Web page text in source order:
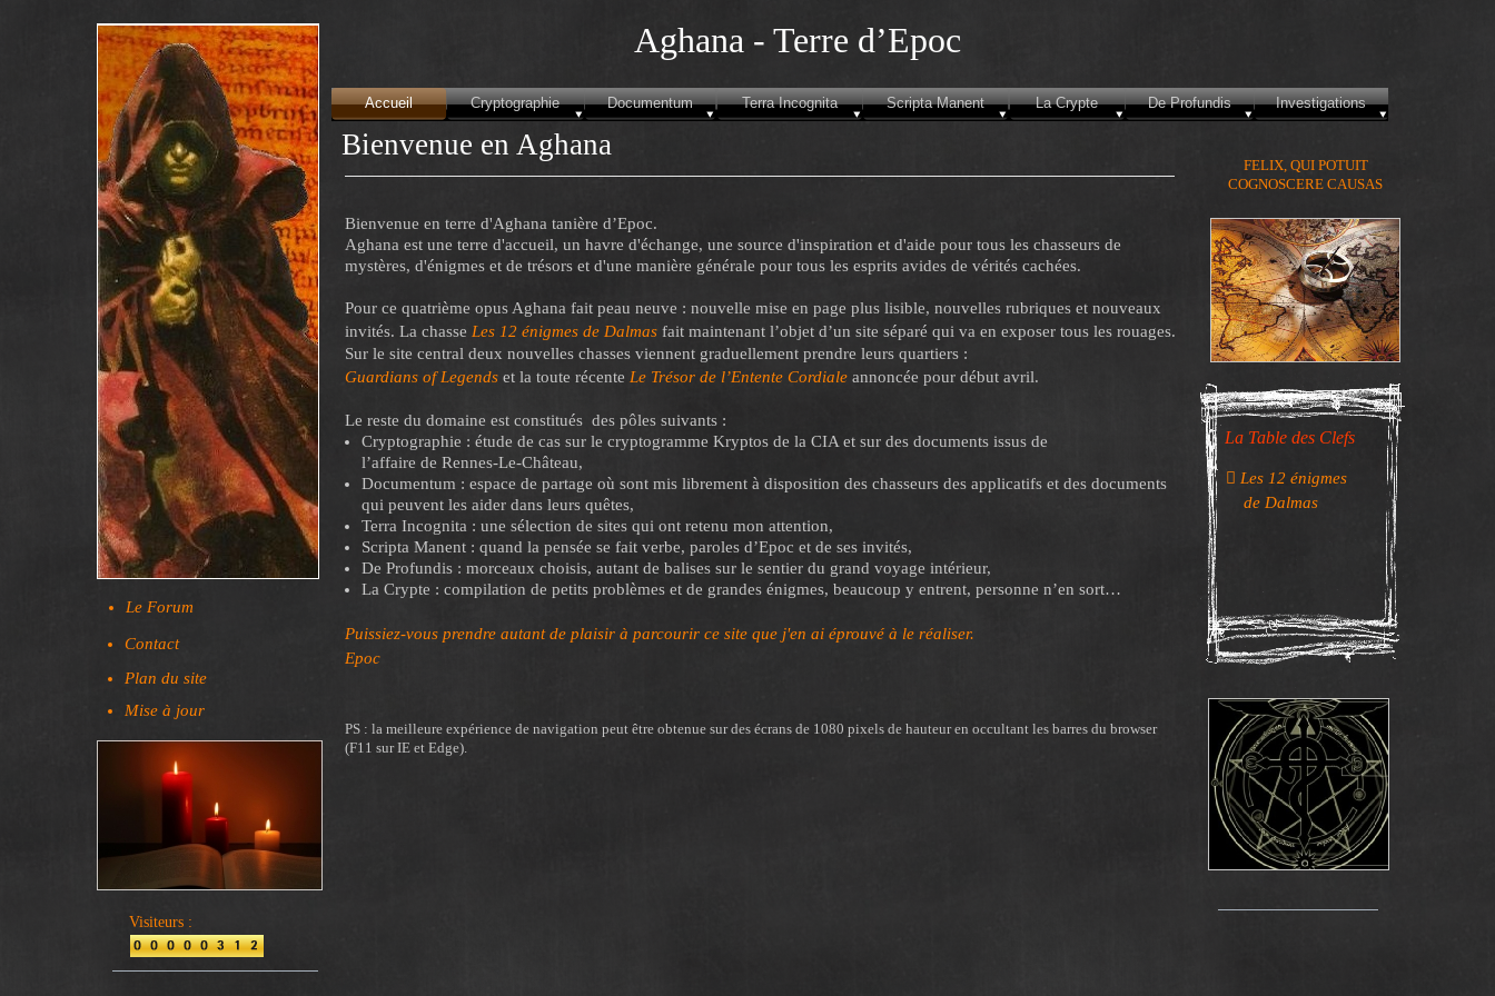
Bienvenue en terre d'Aghana tanière d’Epoc.
Aghana est une terre d'accueil, un havre d'échange, une source d'inspiration et d'aide pour tous les chasseurs de
mystères, d'énigmes et de trésors et d'une manière générale pour tous les esprits avides de vérités cachées.
Pour ce quatrième opus Aghana fait peau neuve : nouvelle mise en page plus lisible, nouvelles rubriques et nouveaux
invités. La chasse Les 12 énigmes de Dalmas fait maintenant l’objet d’un site séparé qui va en exposer tous les rouages.
Sur le site central deux nouvelles chasses viennent graduellement prendre leurs quartiers :
Guardians of Legends et la toute récente Le Trésor de l’Entente Cordiale annoncée pour début avril.
Le reste du domaine est constitués des pôles suivants :
Cryptographie : étude de cas sur le cryptogramme Kryptos de la CIA et sur des documents issus de
l’affaire de Rennes-Le-Château,
Documentum : espace de partage où sont mis librement à disposition des chasseurs des applicatifs et des documents
qui peuvent les aider dans leurs quêtes,
Terra Incognita : une sélection de sites qui ont retenu mon attention,
Scripta Manent : quand la pensée se fait verbe, paroles d’Epoc et de ses invités,
De Profundis : morceaux choisis, autant de balises sur le sentier du grand voyage intérieur,
La Crypte : compilation de petits problèmes et de grandes énigmes, beaucoup y entrent, personne n’en sort…
Puissiez-vous prendre autant de plaisir à parcourir ce site que j'en ai éprouvé à le réaliser.
Epoc
PS : la meilleure expérience de navigation peut être obtenue sur des écrans de 1080 pixels de hauteur en occultant les barres du browser
(F11 sur IE et Edge).
Bienvenue en Aghana
Accueil Cryptographie Documentum Terra Incognita Scripta Manent La Crypte De Profundis Investigations
Aghana - Terre d’Epoc
FELIX, QUI POTUIT
COGNOSCERE CAUSAS
Contact
 Les 12 énigmes
de Dalmas
Plan du site
Mise à jour
La Table des Clefs
Visiteurs :
Le Forum